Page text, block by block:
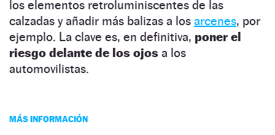
los elementos retroluminiscentes de las
calzadas y añadir más balizas a los arcenes, por
ejemplo. La clave es, en definitiva, poner el
riesgo delante de los ojos a los
automovilistas.
MÁS INFORMACIÓN